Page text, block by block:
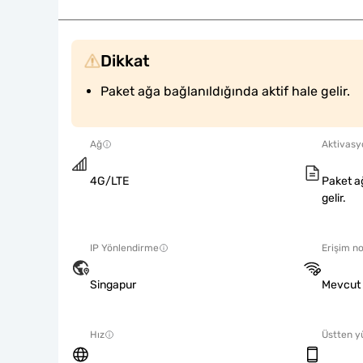
Dikkat
Paket ağa bağlanıldığında aktif hale gelir.
Ağ
4G/LTE
Paket
gelir.
IP Yönlendirme
Singapur
Erişim
Mevcut
Hız Üstten